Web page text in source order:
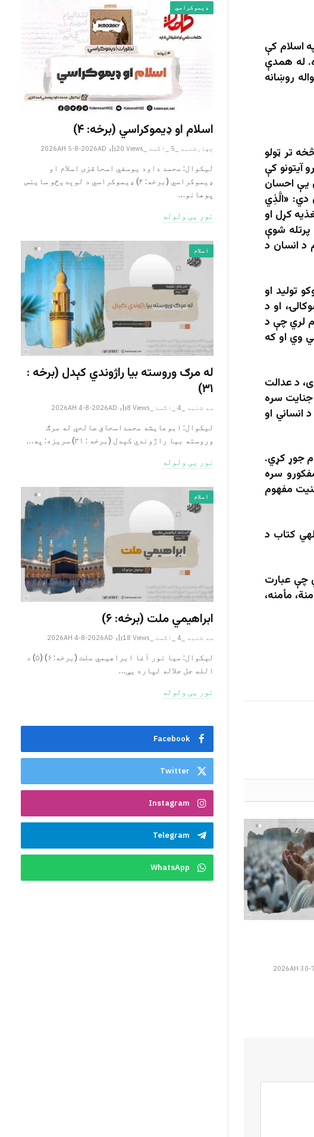
اسلام کې
له همدې
روښانه
تر ټولو
آيتونو کې
يې احسان
«الَّذِي
کړل او
شوې
د انسان د
تولید او
او د
لري چې د
وي او که
د عدالت
جنایت سره
انساني او
جوړ کړي.
سره
مفهوم
کتاب د
چې عبارت
مأمنه،
ډیموکراسي
اسلام او ډیموکراسي (برخه: ۴)
چهارشنبه _5 _اگست _2026AH 5-8-2026AD 20 Views
لیکوال: محمد داود یوسفي اسحاقزی اسلام او
ډیموکراسي (برخه: ۴) ډیموکراسي د لوېدیځو ساینس
پوهانو…
نور یی ولوله
اسلام
له مرګ وروسته بیا راژوندي کېدل (برخه :
۳۱)
سه شنبه _4 _اگست _2026AH 4-8-2026AD 8 Views
لیکوال: ابوعایشه محمداسحاق صالحي له مرګ
وروسته بیا راژوندي کېدل (برخه : ۳۱) سریزه: په…
نور یی ولوله
اسلام
ابراهيمي ملت (برخه: ۶)
سه شنبه _4 _اگست _2026AH 4-8-2026AD 18 Views
ليکوال: میا نور آغا ابراهيمي ملت (برخه: ۶) (۵) د
الله جل جلاله لپاره یې…
نور یی ولوله
Facebook
Twitter
Instagram
Telegram
WhatsApp